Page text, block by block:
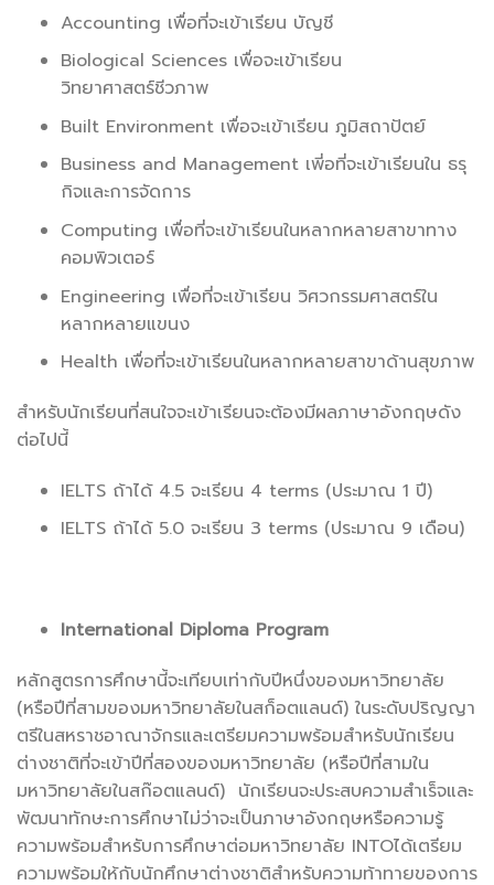
Accounting เพื่อที่จะเข้าเรียน บัญชี
Biological Sciences เพื่อจะเข้าเรียน
วิทยาศาสตร์ชีวภาพ
Built Environment เพื่อจะเข้าเรียน ภูมิสถาปัตย์
Business and Management เพี่อที่จะเข้าเรียนใน ธรุ
กิจและการจัดการ
Computing เพื่อที่จะเข้าเรียนในหลากหลายสาขาทาง
คอมพิวเตอร์
Engineering เพื่อที่จะเข้าเรียน วิศวกรรมศาสตร์ใน
หลากหลายแขนง
Health เพื่อที่จะเข้าเรียนในหลากหลายสาขาด้านสุขภาพ
สำหรับนักเรียนที่สนใจจะเข้าเรียนจะต้องมีผลภาษาอังกฤษดัง
ต่อไปนี้
IELTS ถ้าได้ 4.5 จะเรียน 4 terms (ประมาณ 1 ปี)
IELTS ถ้าได้ 5.0 จะเรียน 3 terms (ประมาณ 9 เดือน)
International Diploma Program
หลักสูตรการศึกษานี้จะเทียบเท่ากับปีหนึ่งของมหาวิทยาลัย
(หรือปีที่สามของมหาวิทยาลัยในสก็อตแลนด์) ในระดับปริญญา
ตรีในสหราชอาณาจักรและเตรียมความพร้อมสำหรับนักเรียน
ต่างชาติที่จะเข้าปีที่สองของมหาวิทยาลัย (หรือปีที่สามใน
มหาวิทยาลัยในสก๊อตแลนด์) นักเรียนจะประสบความสำเร็จและ
พัฒนาทักษะการศึกษาไม่ว่าจะเป็นภาษาอังกฤษหรือความรู้
ความพร้อมสำหรับการศึกษาต่อมหาวิทยาลัย INTOได้เตรียม
ความพร้อมให้กับนักศึกษาต่างชาติสำหรับความท้าทายของการ